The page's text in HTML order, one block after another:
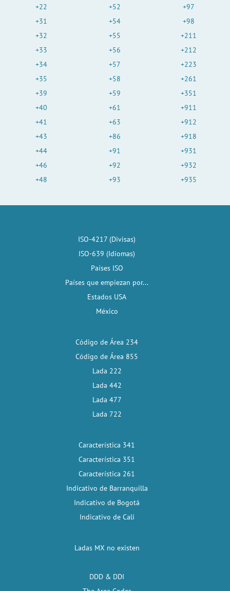
+22
+31
+32
+33
+34
+35
+39
+40
+41
+43
+44
+46
+48
+52
+54
+55
+56
+57
+58
+59
+61
+63
+86
+91
+92
+93
+97
+98
+211
+212
+223
+261
+351
+911
+912
+918
+931
+932
+935
ISO-4217 (Divisas)
ISO-639 (Idiomas)
Países ISO
Países que empiezan por...
Estados USA
México
Código de Área 234
Código de Área 855
Lada 222
Lada 442
Lada 477
Lada 722
Característica 341
Característica 351
Característica 261
Indicativo de Barranquilla
Indicativo de Bogotá
Indicativo de Cali
Ladas MX no existen
DDD & DDI